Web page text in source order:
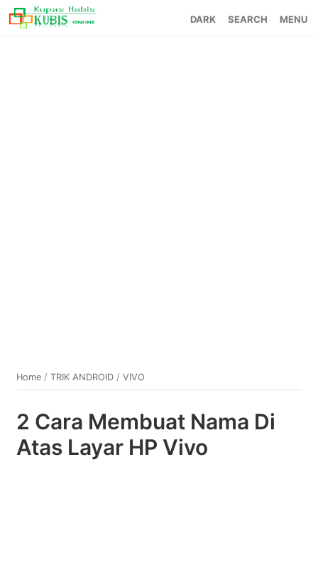
SEARCH MENU
Home /TRIK ANDROID /VIVO
2 Cara Membuat Nama Di
Atas Layar HP Vivo